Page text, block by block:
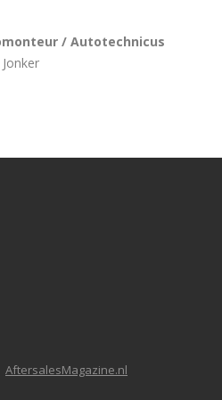
/ Autotechnicus
AftersalesMagazine.nl